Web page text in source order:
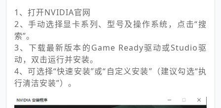
1、打开NVIDIA官网
2、手动选择显卡系列、型号及操作系统，点击“搜
索”。
3、下载最新版本的Game Ready驱动或Studio驱
动，双击运行并安装。
4、可选择“快速安装”或“自定义安装”（建议勾选“执
行清洁安装”）。